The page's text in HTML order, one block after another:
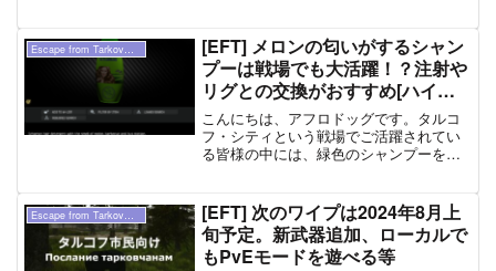
変更点は以下の通りです。プレイ...
Escape from Tarkov（ タルコフ ）
[EFT] メロンの匂いがするシャン
プーは戦場でも大活躍！？注射や
リグとの交換がおすすめ[ハイド
アウト][トレーダー]
こんにちは、アフロドッグです。タルコ
フ・シティという戦場でご活躍されてい
る皆様の中には、緑色のシャンプーを戦
た方もいるのではないでしょうか。しか
も、このゲームの登場キャ...
Escape from Tarkov（ タルコフ ）
[EFT] 次のワイプは2024年8月上
旬予定。新武器追加、ローカルで
もPvEモードを遊べる等